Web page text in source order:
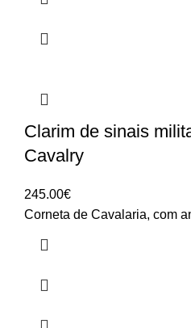
Clarim de sinais
Cavalry
245.00€
Corneta de Cavalaria, com